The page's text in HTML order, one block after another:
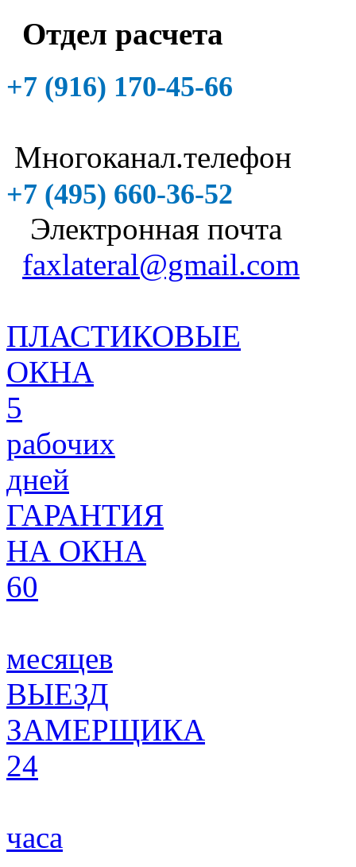
Отдел расчета
+7 (916) 170-45-66
Многоканал.телефон
+7 (495) 660-36-52
Электронная почта
faxlateral@gmail.com
ПЛАСТИКОВЫЕ
ОКНА
5
рабочих
дней
ГАРАНТИЯ
НА ОКНА
60
месяцев
ВЫЕЗД
ЗАМЕРЩИКА
24
часа